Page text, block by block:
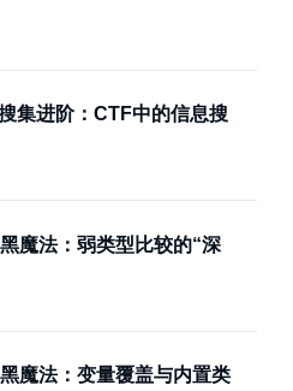
集进阶：CTF中的信息搜
魔法：弱类型比较的“深
魔法：变量覆盖与内置类